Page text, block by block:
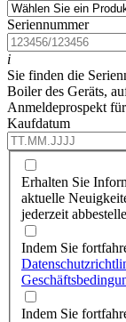
Seriennummer
i
Sie finden die
Boiler des Geräts,
Anmeldeprospekt
Kaufdatum
Erhalten Sie
aktuelle
jederzeit
Indem Sie
Indem Sie